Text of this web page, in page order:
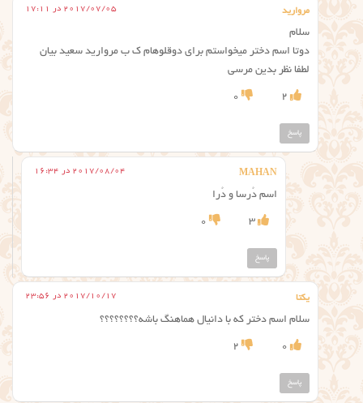
مروارید 2017/07/05 در 17:11
سلام
دوتا اسم دختر میخواستم برای دوقلوهام ک ب مروارید سعید بیان
لطفا نظر بدین مرسی
2
0
پاسخ
MAHAN 2017/08/04 در 16:34
اسم دُرسا و دُرا
3
0
پاسخ
یکتا 2017/10/17 در 23:56
سلام اسم دختر که با دانیال هماهنگ باشه؟؟؟؟؟؟؟؟
0
2
پاسخ